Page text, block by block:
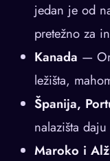
jedan je od
pretežno za
Kanada —
ležišta,
Španija,
nalazišta
Maroko i